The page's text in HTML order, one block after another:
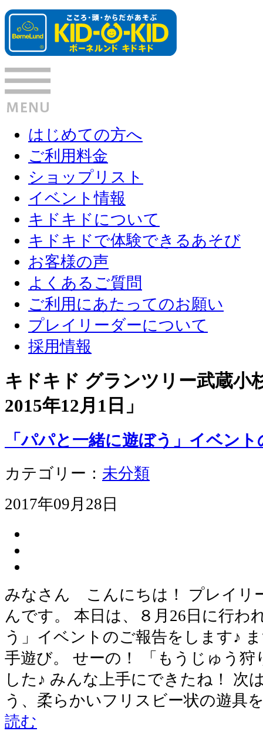
はじめての方へ
ご利用料金
ショップリスト
イベント情報
キドキドについて
キドキドで体験できるあそび
お客様の声
よくあるご質問
ご利用にあたってのお願い
プレイリーダーについて
採用情報
キドキド グランツリー武蔵
2015年12月1日 」
「パパと一緒に遊ぼう」イベント
カテゴリー： 未分類
2017年09月28日
みなさん こんにちは！ プレイリ
んです。 本日は、８月26日に行わ
う」イベントのご報告をします♪
手遊び。 せーの！ 「もうじゅう
した♪ みんな上手にできたね！ 次
う、柔らかいフリスビー状の遊具
読む